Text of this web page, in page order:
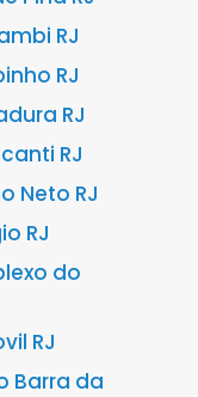
RJ
RJ
RJ
RJ
Neto RJ
RJ
do
RJ
Barra da